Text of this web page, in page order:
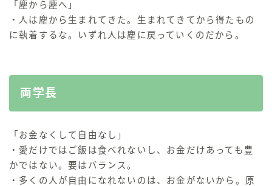
「塵から塵へ」
・人は塵から生まれてきた。生まれてきてから得たもの
に執着するな。いずれ人は塵に戻っていくのだから。
両学長
「お金なくして自由なし」
・愛だけではご飯は食べれないし、お金だけあっても豊
かではない。要はバランス。
・多くの人が自由になれないのは、お金がないから。原